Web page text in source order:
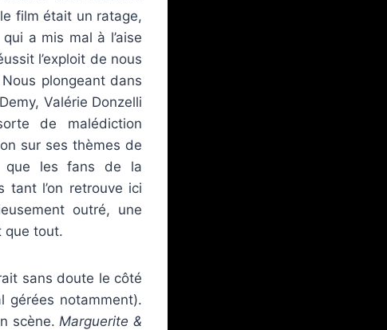
film était un ratage,
a mis mal à l’aise
l’exploit de nous
plongeant dans
Valérie Donzelli
de malédiction
sur ses thèmes de
que les fans de la
l’on retrouve ici
outré, une
que tout.
sans doute le côté
gérées notamment).
scène. Marguerite &